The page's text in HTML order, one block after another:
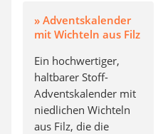
» Adventskalender
mit Wichteln aus Filz
Ein hochwertiger,
haltbarer Stoff-
Adventskalender mit
niedlichen Wichteln
aus Filz, die die